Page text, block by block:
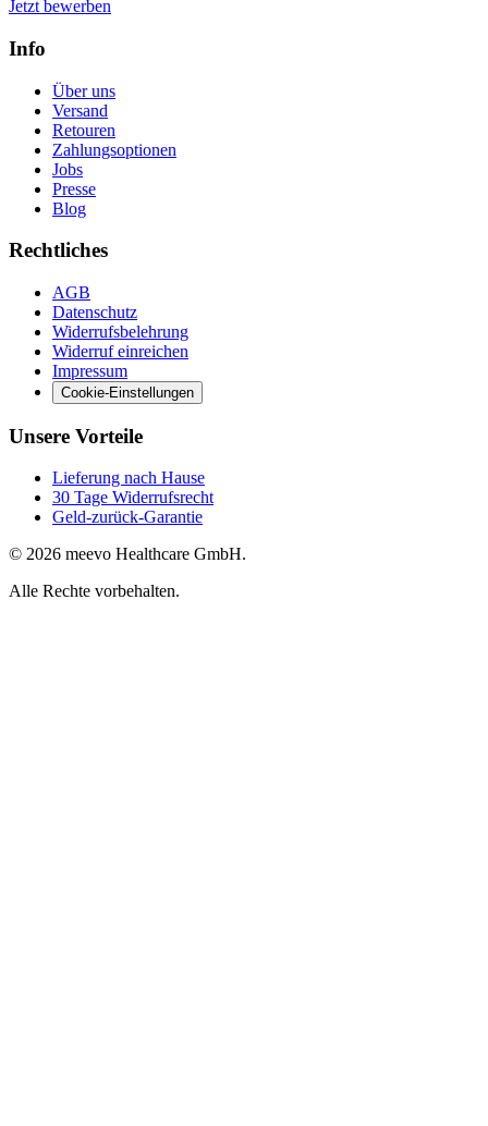
Jetzt bewerben
Info
Über uns
Versand
Retouren
Zahlungsoptionen
Jobs
Presse
Blog
Rechtliches
AGB
Datenschutz
Widerrufsbelehrung
Widerruf einreichen
Impressum
Cookie-Einstellungen
Unsere Vorteile
Lieferung nach Hause
30 Tage Widerrufsrecht
Geld-zurück-Garantie
© 2026 meevo Healthcare GmbH.
Alle Rechte vorbehalten.